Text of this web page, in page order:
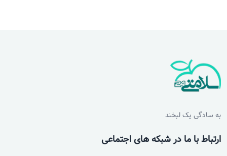
به سادگی یک لبخند
ارتباط با ما در شبکه های اجتماعی